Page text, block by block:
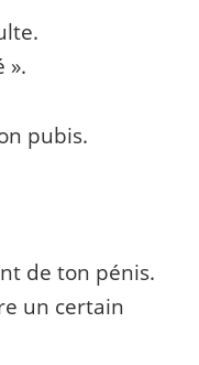
».
pubis.
de ton pénis.
un certain